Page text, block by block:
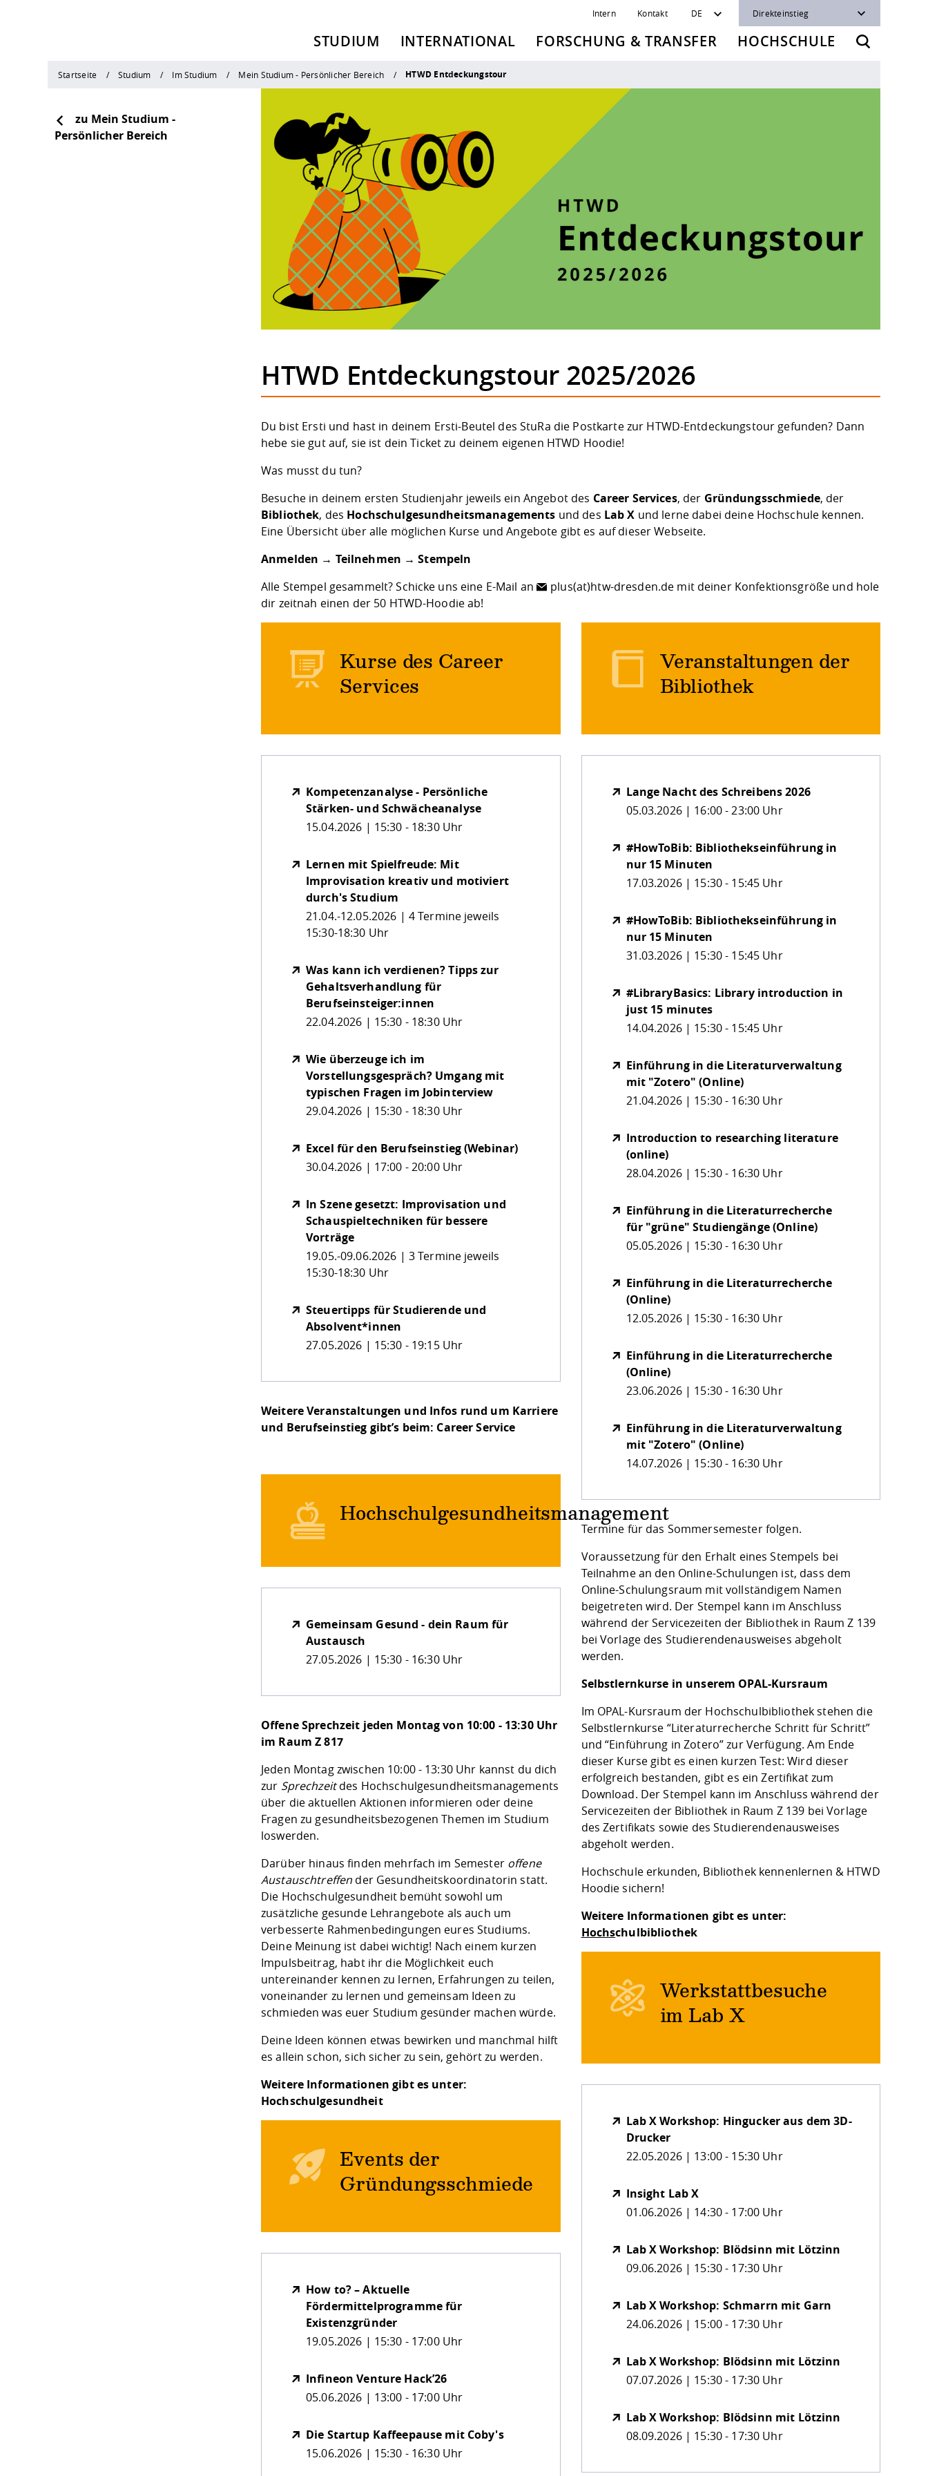
Intern Kontakt DE Direkteinstieg
STUDIUM INTERNATIONAL FORSCHUNG & TRANSFER HOCHSCHULE
Startseite Studium Im Studium Mein Studium - Persönlicher Bereich HTWD Entdeckungstour
zu Mein Studium -
Persönlicher Bereich
HTWD Entdeckungstour 2025/2026
Du bist Ersti und hast in deinem Ersti-Beutel des StuRa die Postkarte zur HTWD-Entdeckungstour gefunden? Dann
hebe sie gut auf, sie ist dein Ticket zu deinem eigenen HTWD Hoodie!
Was musst du tun?
Besuche in deinem ersten Studienjahr jeweils ein Angebot des Career Services, der Gründungsschmiede, der
Bibliothek, des Hochschulgesundheitsmanagements und des Lab X und lerne dabei deine Hochschule kennen.
Eine Übersicht über alle möglichen Kurse und Angebote gibt es auf dieser Webseite.
Anmelden → Teilnehmen → Stempeln
Alle Stempel gesammelt? Schicke uns eine E-Mail an
plus(at)htw-dresden.de mit deiner Konfektionsgröße und hole
dir zeitnah einen der 50 HTWD-Hoodie ab!
Kurse des Career
Services
Kompetenzanalyse - Persönliche
Stärken- und Schwächeanalyse
15.04.2026 | 15:30 - 18:30 Uhr
Lernen mit Spielfreude: Mit
Improvisation kreativ und motiviert
durch's Studium
21.04.-12.05.2026 | 4 Termine jeweils
15:30-18:30 Uhr
Was kann ich verdienen? Tipps zur
Gehaltsverhandlung für
Berufseinsteiger:innen
22.04.2026 | 15:30 - 18:30 Uhr
Wie überzeuge ich im
Vorstellungsgespräch? Umgang mit
typischen Fragen im Jobinterview
29.04.2026 | 15:30 - 18:30 Uhr
Excel für den Berufseinstieg (Webinar)
30.04.2026 | 17:00 - 20:00 Uhr
In Szene gesetzt: Improvisation und
Schauspieltechniken für bessere
Vorträge
19.05.-09.06.2026 | 3 Termine jeweils
15:30-18:30 Uhr
Steuertipps für Studierende und
Absolvent*innen
27.05.2026 | 15:30 - 19:15 Uhr
Weitere Veranstaltungen und Infos rund um Karriere
und Berufseinstieg gibt’s beim: Career Service
Hochschulgesundheitsmanagement
Gemeinsam Gesund - dein Raum für
Austausch
27.05.2026 | 15:30 - 16:30 Uhr
Offene Sprechzeit jeden Montag von 10:00 - 13:30 Uhr
im Raum Z 817
Jeden Montag zwischen 10:00 - 13:30 Uhr kannst du dich
zur Sprechzeitdes Hochschulgesundheitsmanagements
über die aktuellen Aktionen informieren oder deine
Fragen zu gesundheitsbezogenen Themen im Studium
loswerden.
Darüber hinaus finden mehrfach im Semester offene
Austauschtreffen der Gesundheitskoordinatorin statt.
Die Hochschulgesundheit bemüht sowohl um
zusätzliche gesunde Lehrangebote als auch um
verbesserte Rahmenbedingungen eures Studiums.
Deine Meinung ist dabei wichtig! Nach einem kurzen
Impulsbeitrag, habt ihr die Möglichkeit euch
untereinander kennen zu lernen, Erfahrungen zu teilen,
voneinander zu lernen und gemeinsam Ideen zu
schmieden was euer Studium gesünder machen würde.
Deine Ideen können etwas bewirken und manchmal hilft
es allein schon, sich sicher zu sein, gehört zu werden.
Weitere Informationen gibt es unter:
Hochschulgesundheit
Events der
Gründungsschmiede
How to? – Aktuelle
Fördermittelprogramme für
Existenzgründer
19.05.2026 | 15:30 - 17:00 Uhr
Infineon Venture Hack’26
05.06.2026 | 13:00 - 17:00 Uhr
Die Startup Kaffeepause mit Coby's
15.06.2026 | 15:30 - 16:30 Uhr
Veranstaltungen der
Bibliothek
Lange Nacht des Schreibens 2026
05.03.2026 | 16:00 - 23:00 Uhr
#HowToBib: Bibliothekseinführung in
nur 15 Minuten
17.03.2026 | 15:30 - 15:45 Uhr
#HowToBib: Bibliothekseinführung in
nur 15 Minuten
31.03.2026 | 15:30 - 15:45 Uhr
#LibraryBasics: Library introduction in
just 15 minutes
14.04.2026 | 15:30 - 15:45 Uhr
Einführung in die Literaturverwaltung
mit "Zotero" (Online)
21.04.2026 | 15:30 - 16:30 Uhr
Introduction to researching literature
(online)
28.04.2026 | 15:30 - 16:30 Uhr
Einführung in die Literaturrecherche
für "grüne" Studiengänge (Online)
05.05.2026 | 15:30 - 16:30 Uhr
Einführung in die Literaturrecherche
(Online)
12.05.2026 | 15:30 - 16:30 Uhr
Einführung in die Literaturrecherche
(Online)
23.06.2026 | 15:30 - 16:30 Uhr
Einführung in die Literaturverwaltung
mit "Zotero" (Online)
14.07.2026 | 15:30 - 16:30 Uhr
Termine für das Sommersemester folgen.
Voraussetzung für den Erhalt eines Stempels bei
Teilnahme an den Online-Schulungen ist, dass dem
Online-Schulungsraum mit vollständigem Namen
beigetreten wird. Der Stempel kann im Anschluss
während der Servicezeiten der Bibliothek in Raum Z 139
bei Vorlage des Studierendenausweises abgeholt
werden.
Selbstlernkurse in unserem OPAL-Kursraum
Im OPAL-Kursraum der Hochschulbibliothek stehen die
Selbstlernkurse “Literaturrecherche Schritt für Schritt”
und “Einführung in Zotero” zur Verfügung. Am Ende
dieser Kurse gibt es einen kurzen Test: Wird dieser
erfolgreich bestanden, gibt es ein Zertifikat zum
Download. Der Stempel kann im Anschluss während der
Servicezeiten der Bibliothek in Raum Z 139 bei Vorlage
des Zertifikats sowie des Studierendenausweises
abgeholt werden.
Hochschule erkunden, Bibliothek kennenlernen & HTWD
Hoodie sichern!
Weitere Informationen gibt es unter:
Hochschulbibliothek
Werkstattbesuche
im Lab X
Lab X Workshop: Hingucker aus dem 3D-
Drucker
22.05.2026 | 13:00 - 15:30 Uhr
Insight Lab X
01.06.2026 | 14:30 - 17:00 Uhr
Lab X Workshop: Blödsinn mit Lötzinn
09.06.2026 | 15:30 - 17:30 Uhr
Lab X Workshop: Schmarrn mit Garn
24.06.2026 | 15:00 - 17:30 Uhr
Lab X Workshop: Blödsinn mit Lötzinn
07.07.2026 | 15:30 - 17:30 Uhr
Lab X Workshop: Blödsinn mit Lötzinn
08.09.2026 | 15:30 - 17:30 Uhr